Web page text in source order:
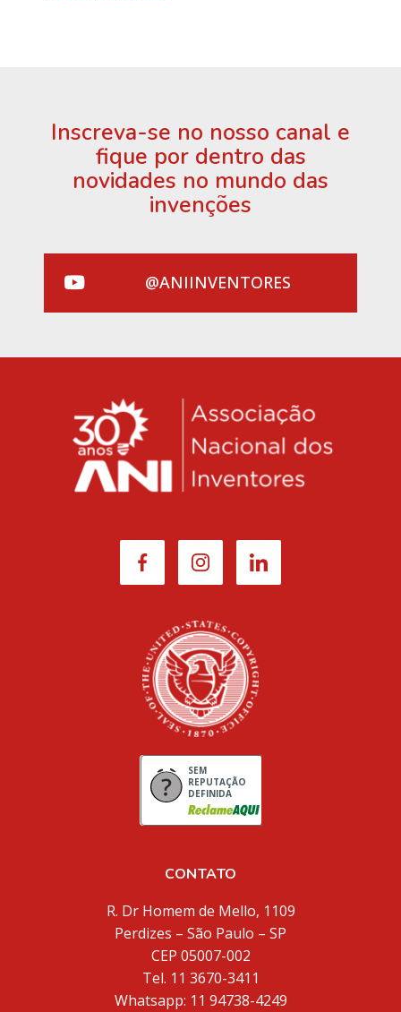
Inscreva-se no nosso canal e
fique por dentro das
novidades no mundo das
invenções
@ANIINVENTORES
SEM
REPUTAÇÃO
DEFINIDA
CONTATO
R. Dr Homem de Mello, 1109
Perdizes – São Paulo – SP
CEP 05007-002
Tel. 11 3670-3411
Whatsapp: 11 94738-4249